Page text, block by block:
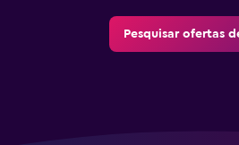
Pesquisar ofertas